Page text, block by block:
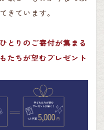
きています。
とりのご寄付が集まる
たちが望むプレゼント